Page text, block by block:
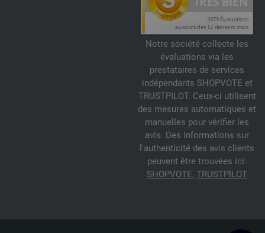
Notre société collecte les
évaluations via les
prestataires de services
indépendants SHOPVOTE et
TRUSTPILOT. Ceux-ci utilisent
des mesures automatiques et
manuelles pour vérifier les
avis. Des informations sur
l'authenticité des avis clients
peuvent être trouvées ici:
SHOPVOTE, TRUSTPILOT